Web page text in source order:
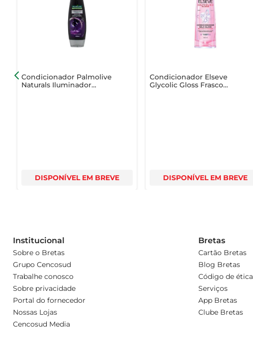
Condicionador Palmolive
Naturals Iluminador
DISPONÍVEL EM BREVE
Condicionador Elseve
Glycolic Gloss Frasco
DISPONÍVEL EM BREVE
Institucional
Sobre o Bretas
Grupo Cencosud
Trabalhe conosco
Sobre privacidade
Portal do fornecedor
Nossas Lojas
Cencosud Media
Bretas
Cartão Bretas
Blog Bretas
Código de ética
Serviços
App Bretas
Clube Bretas